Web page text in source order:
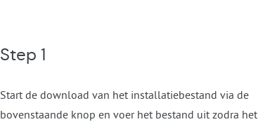
Step 1
Start de download van het installatiebestand via de
bovenstaande knop en voer het bestand uit zodra het